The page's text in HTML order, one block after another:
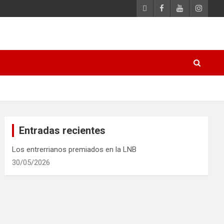
Entradas recientes
Los entrerrianos premiados en la LNB
30/05/2026